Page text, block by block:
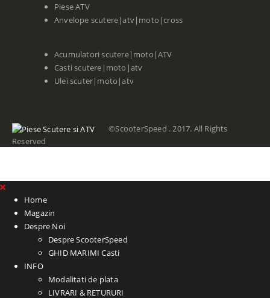
Piese ATV
Anvelope scutere|atv|moto|cross
Acumulatori scutere|moto|ATV
Casti scutere|moto|atv
Ulei scuter|moto|atv
©ScooterSpeed . 2017. All Rights
Reserved
Home
Magazin
Despre Noi
Despre ScooterSpeed
GHID MARIMI Casti
INFO
Modalitati de plata
LIVRARI & RETURURI